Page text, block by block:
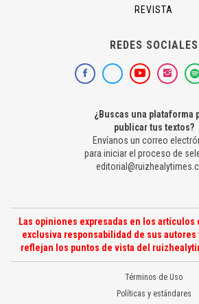
REVISTA
REDES SOCIALES
¿Buscas una plataforma
publicar tus textos?
Envíanos un correo
para iniciar el proceso de
Las opiniones expresadas en los artículos
exclusiva responsabilidad de sus autores
reflejan los puntos de vista del
Términos de Uso
Políticas y estándares